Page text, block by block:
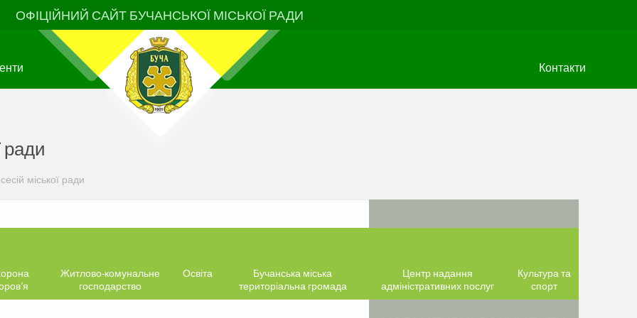
ОФІЦІЙНИЙ САЙТ БУЧАНСЬКОЇ МІСЬКОЇ РАДИ
Контакти
ради
міської ради
Житлово-комунальне
господарство
Освіта
Бучанська міська
територіальна громада
Центр надання
адміністративних послуг
Культура та
спорт